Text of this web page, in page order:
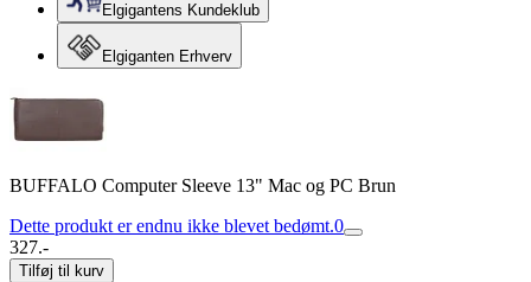
Elgigantens Kundeklub
Elgiganten Erhverv
BUFFALO Computer Sleeve 13" Mac og PC Brun
Dette produkt er endnu ikke blevet bedømt.0
327.-
Tilføj til kurv